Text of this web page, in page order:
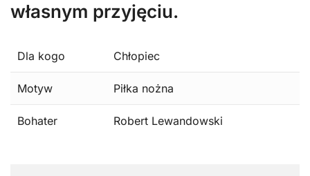
własnym przyjęciu.
Dla kogo Chłopiec
Motyw Piłka nożna
Bohater Robert Lewandowski